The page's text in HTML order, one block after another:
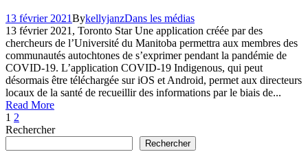
13 février 2021BykellyjanzDans les médias
13 février 2021, Toronto Star Une application créée par des
chercheurs de l’Université du Manitoba permettra aux membres des
communautés autochtones de s’exprimer pendant la pandémie de
COVID-19. L’application COVID-19 Indigenous, qui peut
désormais être téléchargée sur iOS et Android, permet aux directeurs
locaux de la santé de recueillir des informations par le biais de...
Read More
1 2
Rechercher
Rechercher